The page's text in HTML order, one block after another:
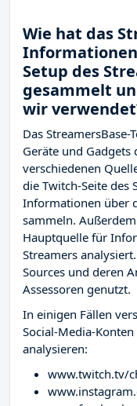
Wie hat das
Setup des
gesammelt
wir
Das
Geräte und Gadgets
verschiedenen
die Twitch-Seite des
Informationen über
sammeln.
Hauptquelle für
Streamers
Sources und deren
Assessoren genutzt.
In einigen Fällen
Social-Media-
analysieren:
www.twitch.tv/